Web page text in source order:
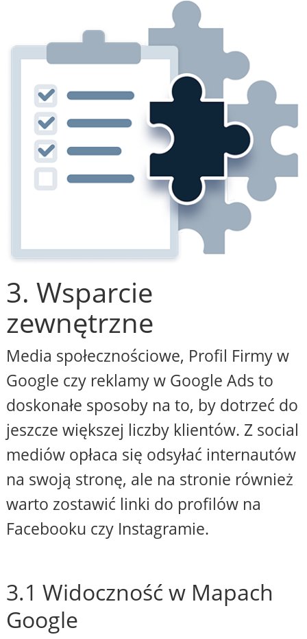
3. Wsparcie
zewnętrzne
Media społecznościowe, Profil Firmy w
Google czy reklamy w Google Ads to
doskonałe sposoby na to, by dotrzeć do
jeszcze większej liczby klientów. Z social
mediów opłaca się odsyłać internautów
na swoją stronę, ale na stronie również
warto zostawić linki do profilów na
Facebooku czy Instagramie.
3.1 Widoczność w Mapach
Google